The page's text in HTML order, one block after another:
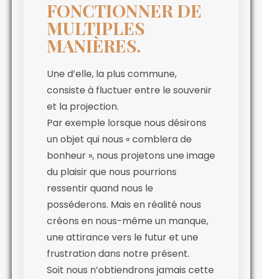
FONCTIONNER DE
MULTIPLES
MANIÈRES.
Une d’elle, la plus commune,
consiste à fluctuer entre le souvenir
et la projection.
Par exemple lorsque nous désirons
un objet qui nous « comblera de
bonheur », nous projetons une image
du plaisir que nous pourrions
ressentir quand nous le
posséderons. Mais en réalité nous
créons en nous-même un manque,
une attirance vers le futur et une
frustration dans notre présent.
Soit nous n’obtiendrons jamais cette